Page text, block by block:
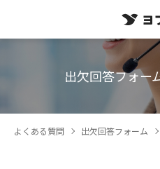
出欠回答フォー
よくある質問 出欠回答フォーム